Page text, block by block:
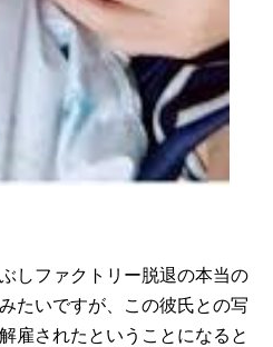
しファクトリー脱退の本当の
たいですが、この彼氏との写
雇されたということになると